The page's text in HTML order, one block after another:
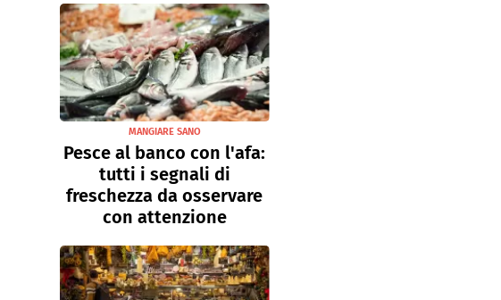
MANGIARE SANO
Pesce al banco con l'afa:
tutti i segnali di
freschezza da osservare
con attenzione